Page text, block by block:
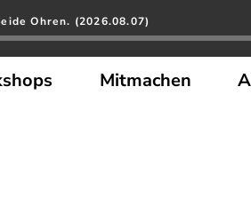
Ohren. (2026.08.07)
Mitmachen